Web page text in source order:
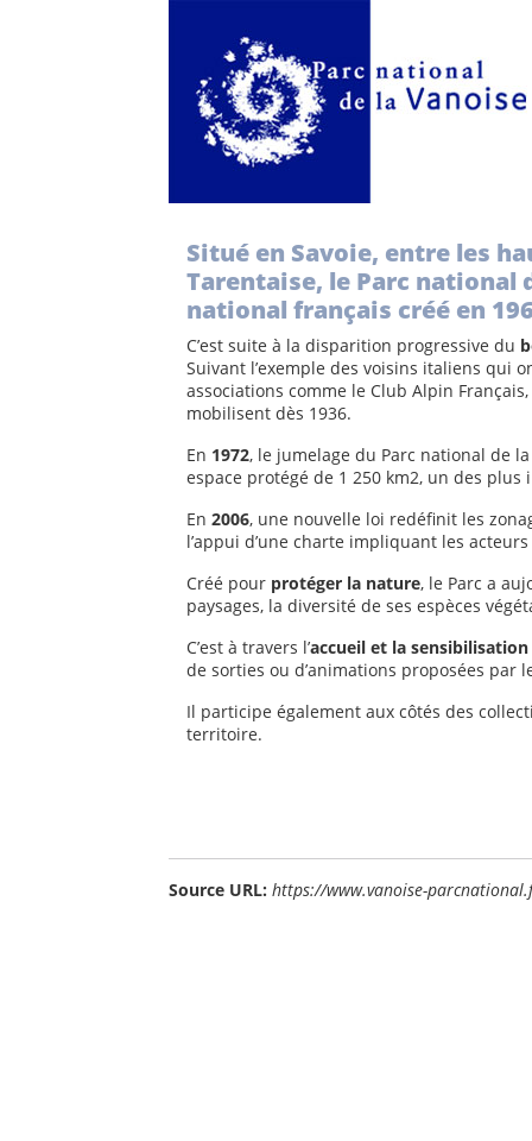
Situé en Savoie, entre les
Tarentaise, le Parc national
national français créé en
C’est suite à la disparition progressive du
Suivant l’exemple des voisins italiens qui
associations comme le Club Alpin
mobilisent dès 1936.
En 1972, le jumelage du Parc national de
espace protégé de 1 250 km2, un des
En 2006, une nouvelle loi redéfinit les
l’appui d’une charte impliquant les
Créé pour protéger la nature, le Parc a
paysages, la diversité de ses espèces
C’est à travers l’accueil et la
de sorties ou d’animations proposées par
Il participe également aux côtés des
territoire.
Source URL: https://www.vanoise-